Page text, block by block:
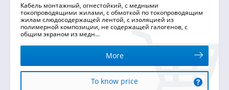
Кабель монтажный, огнестойкий, с медными
токопроводящими жилами, с обмоткой по токопроводящим
жилам слюдосодержащей лентой, с изоляцией из
полимерной композиции, не содержащей галогенов, с
общим экраном из медн...
More
To know price